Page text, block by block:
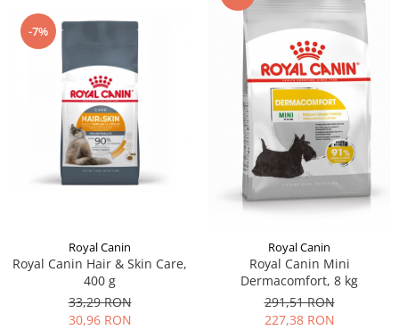
-7%
Royal Canin
Royal Canin Hair & Skin Care,
400 g
33,29 RON
30,96 RON
Royal Canin
Royal Canin Mini
Dermacomfort, 8 kg
291,51 RON
227,38 RON